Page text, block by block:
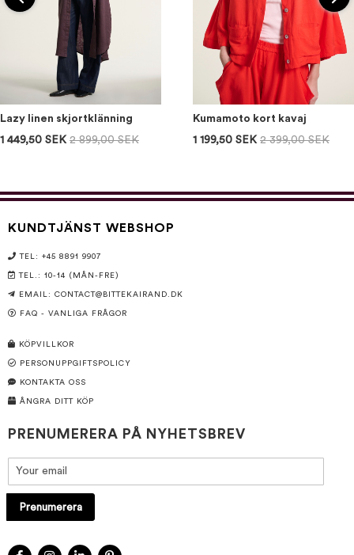
Lazy linen skjortklänning
1 449,50 SEK 2 899,00 SEK
Kumamoto kort kavaj
1 199,50 SEK 2 399,00 SEK
KUNDTJÄNST WEBSHOP
TEL: +45 8891 9907
TEL.: 10-14 (MÅN-FRE)
EMAIL: CONTACT@BITTEKAIRAND.DK
FAQ - VANLIGA FRÅGOR
KÖPVILLKOR
PERSONUPPGIFTSPOLICY
KONTAKTA OSS
ÅNGRA DITT KÖP
PRENUMERERA PÅ NYHETSBREV
Prenumerera